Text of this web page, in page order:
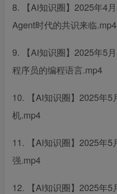
8. 【AI知识圈】2025年4
Agent时代的共识来临.mp4
9. 【AI知识圈】2025年5
程序员的编程语言.mp4
10. 【AI知识圈】2025年5
机.mp4
11. 【AI知识圈】2025年5
强.mp4
12. 【AI知识圈】2025年5